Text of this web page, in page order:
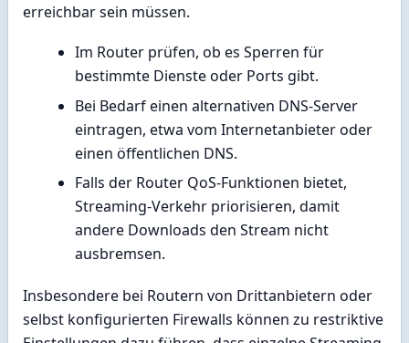
erreichbar sein müssen.
Im Router prüfen, ob es Sperren für
bestimmte Dienste oder Ports gibt.
Bei Bedarf einen alternativen DNS-Server
eintragen, etwa vom Internetanbieter oder
einen öffentlichen DNS.
Falls der Router QoS-Funktionen bietet,
Streaming-Verkehr priorisieren, damit
andere Downloads den Stream nicht
ausbremsen.
Insbesondere bei Routern von Drittanbietern oder
selbst konfigurierten Firewalls können zu restriktive